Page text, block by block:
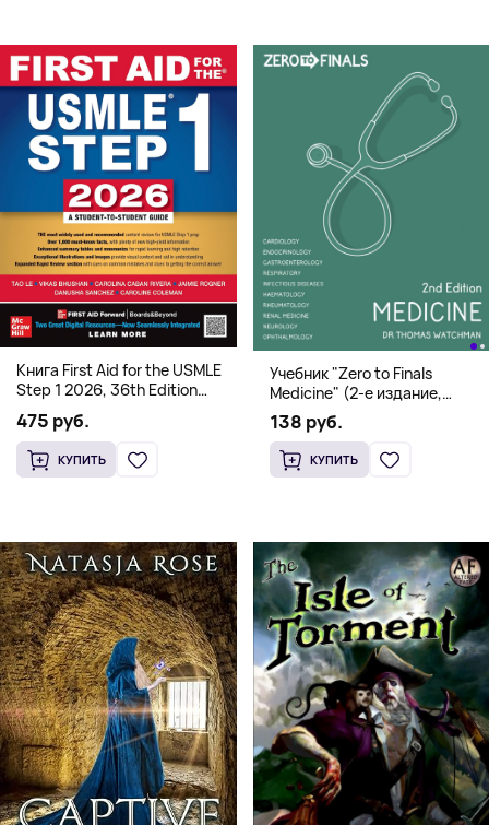
Книга First Aid for the USMLE
Step 1 2026, 36th Edition
(Мягкий переплет,
Английский язык)
475 руб.
КУПИТЬ
Учебник "Zero to Finals
Medicine" (2-е издание,
Мягкая обложка) Dr. Thomas
Watchman
138 руб.
КУПИТЬ